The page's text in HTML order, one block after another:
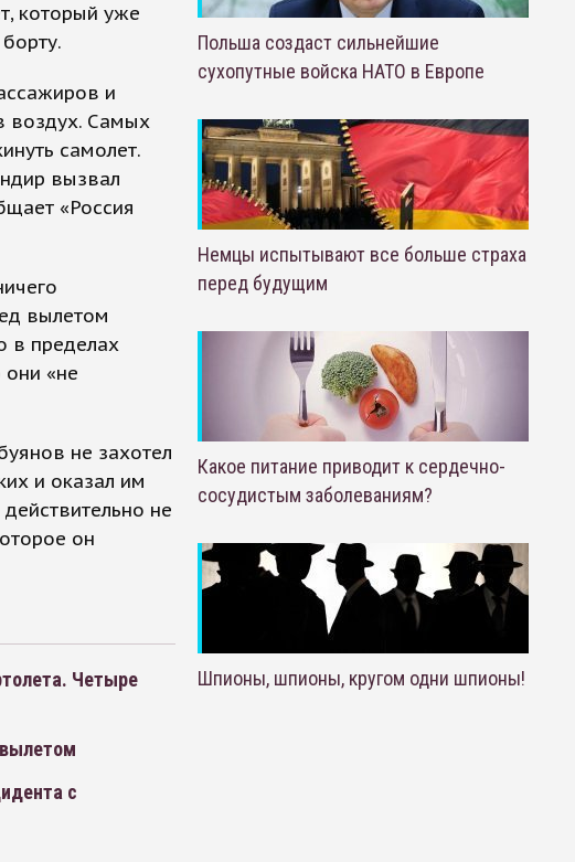
который уже
и
воздух. Самых
самолет.
вызвал
«Россия
вылетом
в пределах
они «не
не захотел
и оказал им
не
он
Четыре
с
Польша создаст сильнейшие
сухопутные войска НАТО в Европе
Немцы испытывают все больше страха
перед будущим
Какое питание приводит к сердечно-
сосудистым заболеваниям?
Шпионы, шпионы, кругом одни шпионы!